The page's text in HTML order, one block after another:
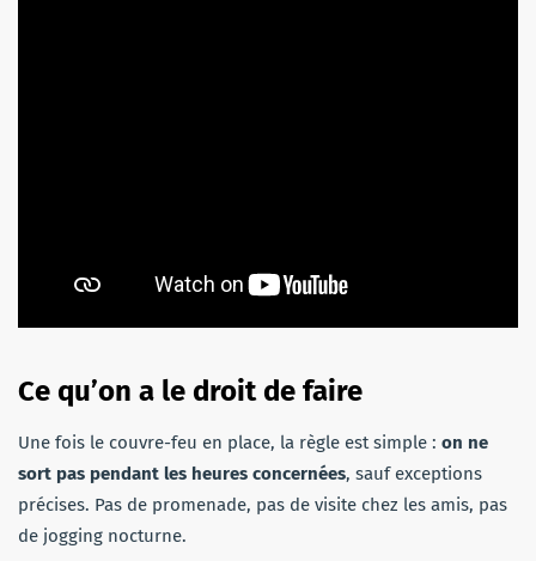
Ce qu’on a le droit de faire
Une fois le couvre-feu en place, la règle est simple : on ne
sort pas pendant les heures concernées, sauf exceptions
précises. Pas de promenade, pas de visite chez les amis, pas
de jogging nocturne.